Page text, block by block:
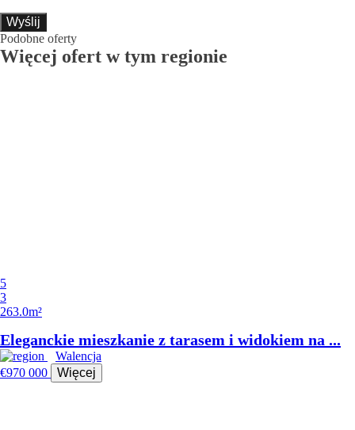
Wyślij
Podobne oferty
Więcej ofert w tym regionie
5
3
263.0m²
Eleganckie mieszkanie z tarasem i widokiem na ...
Walencja
€970 000
Więcej